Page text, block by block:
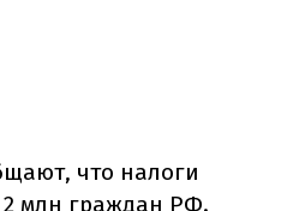
что налоги
2 млн граждан РФ.